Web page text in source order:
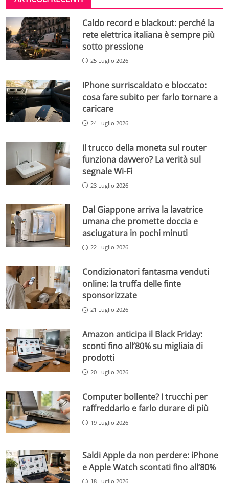
Caldo record e blackout: perché la
rete elettrica italiana è sempre più
sotto pressione
25 Luglio 2026
IPhone surriscaldato e bloccato:
cosa fare subito per farlo tornare a
caricare
24 Luglio 2026
Il trucco della moneta sul router
funziona davvero? La verità sul
segnale Wi-Fi
23 Luglio 2026
Dal Giappone arriva la lavatrice
umana che promette doccia e
asciugatura in pochi minuti
22 Luglio 2026
Condizionatori fantasma venduti
online: la truffa delle finte
sponsorizzate
21 Luglio 2026
Amazon anticipa il Black Friday:
sconti fino all’80% su migliaia di
prodotti
20 Luglio 2026
Computer bollente? I trucchi per
raffreddarlo e farlo durare di più
19 Luglio 2026
Saldi Apple da non perdere: iPhone
e Apple Watch scontati fino all’80%
18 Luglio 2026